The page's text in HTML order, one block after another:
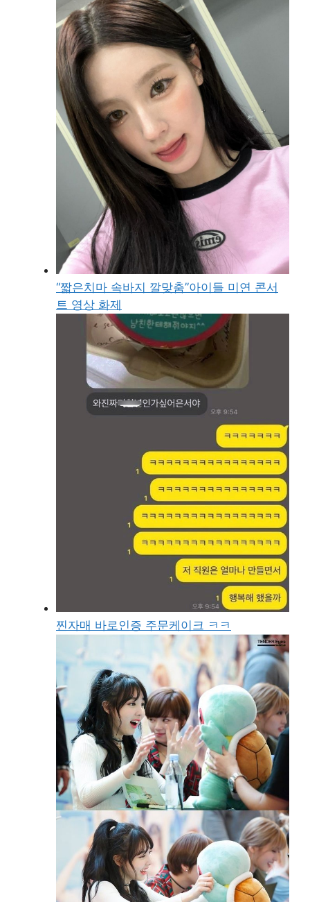
“짧은치마 속바지 깔맞춤”아이들 미연 콘서
트 영상 화제
찐자매 바로인증 주문케이크 ㅋㅋ